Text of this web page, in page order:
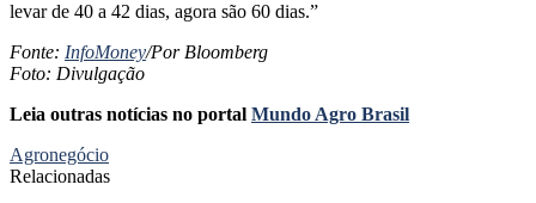
levar de 40 a 42 dias, agora são 60 dias.”
Fonte: InfoMoney/Por Bloomberg
Foto: Divulgação
Leia outras notícias no portal Mundo Agro Brasil
Agronegócio
Relacionadas